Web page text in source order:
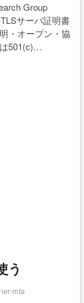
Group
サーバ証明書
・オープン・協
501(c)…
う
mta